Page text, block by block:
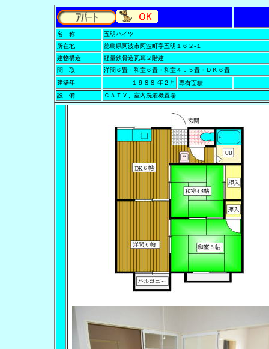
名 称
五明ハイツ
所在地
徳島県阿波市阿波町字五明１６２-１
建物構造
軽量鉄骨造瓦葺２階建
間 取
洋間６畳・和室６畳・和室４．５畳・ＤＫ６畳
建築年
１９８８ 年２月 専有面積
設 備
ＣＡＴＶ、室内洗濯機置場